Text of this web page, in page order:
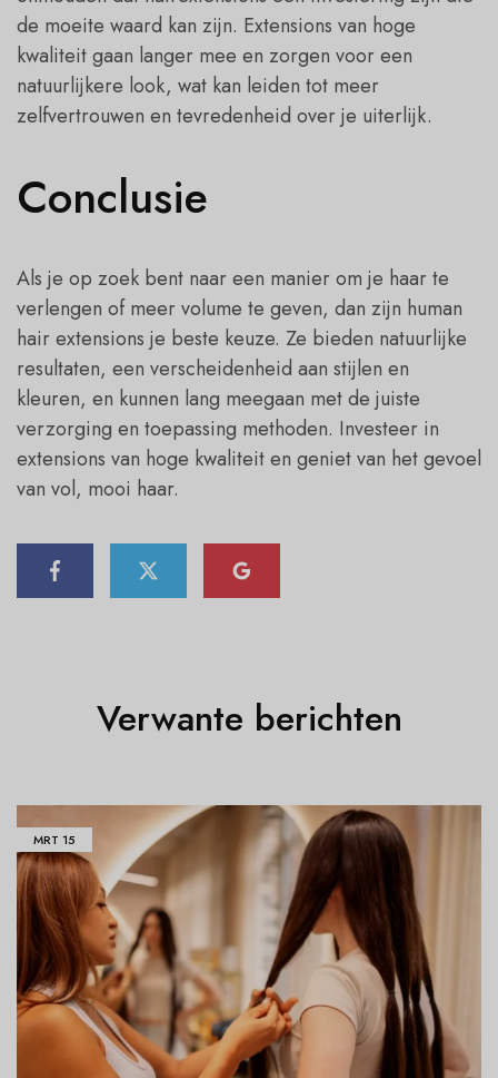
de moeite waard kan zijn. Extensions van hoge
kwaliteit gaan langer mee en zorgen voor een
natuurlijkere look, wat kan leiden tot meer
zelfvertrouwen en tevredenheid over je uiterlijk.
Conclusie
Als je op zoek bent naar een manier om je haar te
verlengen of meer volume te geven, dan zijn human
hair extensions je beste keuze. Ze bieden natuurlijke
resultaten, een verscheidenheid aan stijlen en
kleuren, en kunnen lang meegaan met de juiste
verzorging en toepassing methoden. Investeer in
extensions van hoge kwaliteit en geniet van het gevoel
van vol, mooi haar.
Verwante berichten
MRT 15